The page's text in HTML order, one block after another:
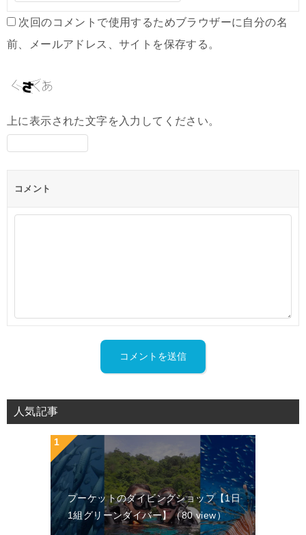
次回のコメントで使用するためブラウザーに自分の名
前、メールアドレス、サイトを保存する。
上に表示された文字を入力してください。
コメント
人気記事
プーケットのダイビングショップ【1日
1組グリーンダイバー】（80 view）